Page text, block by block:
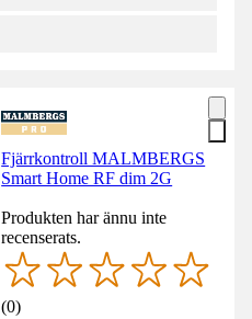
Fjärrkontroll MALMBERGS
Smart Home RF dim 2G
Produkten har ännu inte
recenserats.
(0)